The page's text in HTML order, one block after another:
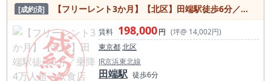
[成約済] 【フリーレント3か月】【北区】田端駅徒歩6分／乗降4万人超・飲食店106件エリア／賃料20万円台・1階スケルトン
賃料 198,000円 (坪@ 14,002円)
東京都北区
JR京浜東北線
田端駅 徒歩6分